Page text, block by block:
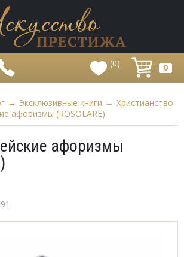
(0) 0
→ Эксклюзивные книги → Христианство
афоризмы (ROSOLARE)
афоризмы